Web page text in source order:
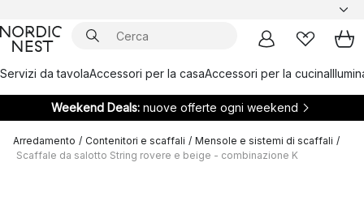
Servizi da tavolaAccessori per la casaAccessori per la cucina
Weekend Deals: nuove offerte ogni weekend
Arredamento / Contenitori e scaffali / Mensole e sistemi di scaffali /
Scaffale da salotto String rovere e beige - combinazione K